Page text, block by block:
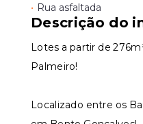
• Rua asfaltada
Descrição do
Lotes a partir de
Palmeiro!
Localizado entre os